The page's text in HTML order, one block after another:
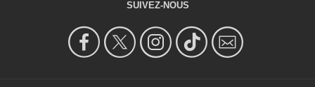
SUIVEZ-NOUS